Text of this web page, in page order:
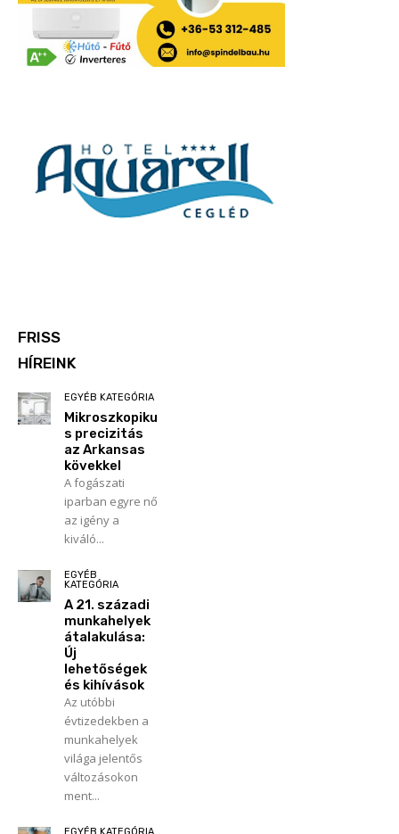
FRISS
HÍREINK
EGYÉB KATEGÓRIA
Mikroszkopiku
s precizitás
az Arkansas
kövekkel
A fogászati
iparban egyre nő
az igény a
kiváló...
EGYÉB
KATEGÓRIA
A 21. századi
munkahelyek
átalakulása:
Új
lehetőségek
és kihívások
Az utóbbi
évtizedekben a
munkahelyek
világa jelentős
változásokon
ment...
EGYÉB KATEGÓRIA